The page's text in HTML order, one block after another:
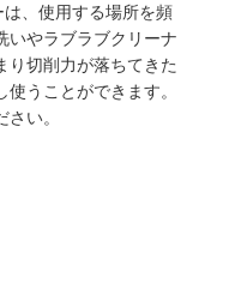
、使用する場所を頻
いやラブラブクリーナ
り切削力が落ちてきた
うことができます。
い。